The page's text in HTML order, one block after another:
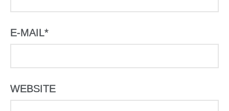
E-MAIL*
WEBSITE